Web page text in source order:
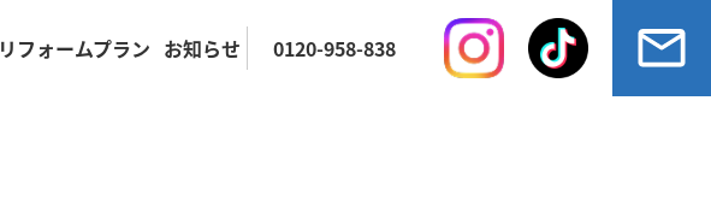
リフォームプラン お知らせ 0120-958-838